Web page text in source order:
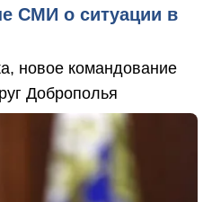
СМИ о ситуации в
новое командование
Доброполья